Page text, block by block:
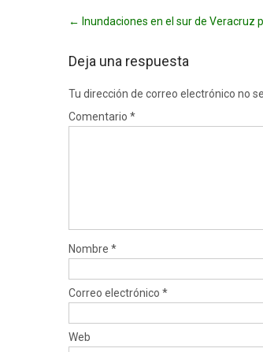
navigation
← Inundaciones en el sur de Veracruz
Deja una respuesta
Tu dirección de correo electrónico no
Comentario *
Nombre *
Correo electrónico *
Web